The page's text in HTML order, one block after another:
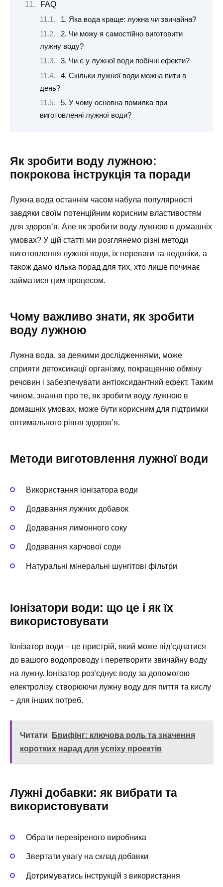
FAQ
1. Яка вода краще: лужна чи звичайна?
2. Чи можу я самостійно виготовити
лужну воду?
3. Чи є у лужної води побічні ефекти?
4. Скільки лужної води можна пити в
день?
5. У чому основна помилка при
виготовленні лужної води?
Як зробити воду лужною:
покрокова інструкція та поради
Лужна вода останнім часом набула популярності
завдяки своїм потенційним корисним властивостям
для здоров’я. Але як зробити воду лужною в домашніх
умовах? У цій статті ми розглянемо різні методи
виготовлення лужної води, їх переваги та недоліки, а
також дамо кілька порад для тих, хто лише починає
займатися цим процесом.
Чому важливо знати, як зробити
воду лужною
Лужна вода, за деякими дослідженнями, може
сприяти детоксикації організму, покращенню обміну
речовин і забезпечувати антіоксидантний ефект. Таким
чином, знання про те, як зробити воду лужною в
домашніх умовах, може бути корисним для підтримки
оптимального рівня здоров’я.
Методи виготовлення лужної води
Використання іонізатора води
Додавання лужних добавок
Додавання лимонного соку
Додавання харчової соди
Натуральні мінеральні шунгітові фільтри
Іонізатори води: що це і як їх
використовувати
Іонізатор води – це пристрій, який може під’єднатися
до вашого водопроводу і перетворити звичайну воду
на лужну. Іонізатор роз’єднує воду за допомогою
електролізу, створюючи лужну воду для пиття та кислу
– для інших потреб.
Читати
Брифінг: ключова роль та значення
коротких нарад для успіху проектів
Лужні добавки: як вибрати та
використовувати
Обрати перевіреного виробника
Звертати увагу на склад добавки
Дотримуватись інструкцій з використання